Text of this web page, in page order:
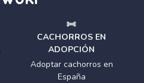
CACHORROS EN
ADOPCIÓN
Adoptar cachorros en
España